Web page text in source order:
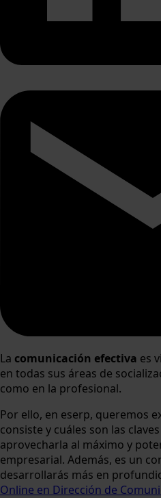
La comunicación efectiva es
en todas sus áreas de
como en la profesional.
Por ello, en eserp, queremos
consiste y cuáles son las
aprovecharla al máximo y
empresarial. Además, es un
desarrollarás más en
Online en Dirección de